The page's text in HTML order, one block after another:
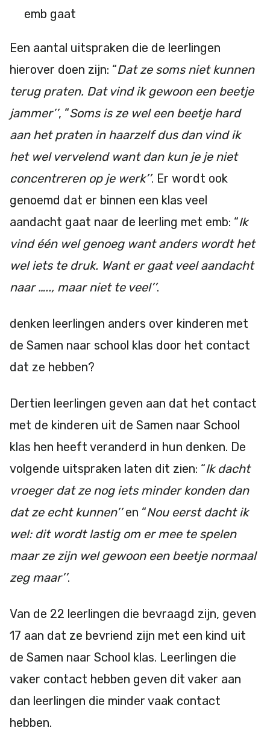
emb gaat
Een aantal uitspraken die de leerlingen
hierover doen zijn: “Dat ze soms niet kunnen
terug praten. Dat vind ik gewoon een beetje
jammer’’, “Soms is ze wel een beetje hard
aan het praten in haarzelf dus dan vind ik
het wel vervelend want dan kun je je niet
concentreren op je werk’’. Er wordt ook
genoemd dat er binnen een klas veel
aandacht gaat naar de leerling met emb: “Ik
vind één wel genoeg want anders wordt het
wel iets te druk. Want er gaat veel aandacht
naar ….., maar niet te veel’’.
denken leerlingen anders over kinderen met
de Samen naar school klas door het contact
dat ze hebben?
Dertien leerlingen geven aan dat het contact
met de kinderen uit de Samen naar School
klas hen heeft veranderd in hun denken. De
volgende uitspraken laten dit zien: “Ik dacht
vroeger dat ze nog iets minder konden dan
dat ze echt kunnen’’en “Nou eerst dacht ik
wel: dit wordt lastig om er mee te spelen
maar ze zijn wel gewoon een beetje normaal
zeg maar’’.
Van de 22 leerlingen die bevraagd zijn, geven
17 aan dat ze bevriend zijn met een kind uit
de Samen naar School klas. Leerlingen die
vaker contact hebben geven dit vaker aan
dan leerlingen die minder vaak contact
hebben.